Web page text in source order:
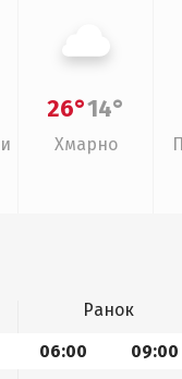
26°14°
Хмарно
Ранок
06:00 09:00